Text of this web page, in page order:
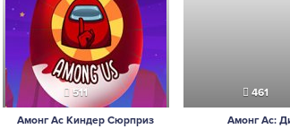
511
Амонг Ас Киндер Сюрприз
461
Амонг Ас: